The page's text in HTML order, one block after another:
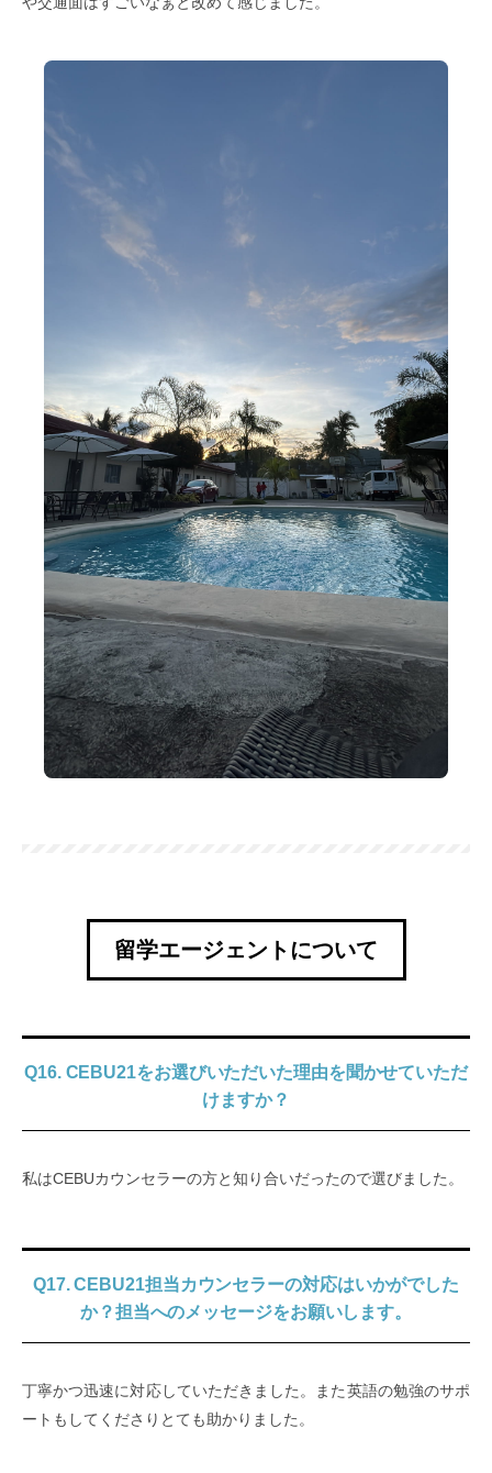
留学エージェントについて
Q16. CEBU21をお選びいただいた理由を聞かせていただ
けますか？
私はCEBUカウンセラーの方と知り合いだったので選びました。
Q17. CEBU21担当カウンセラーの対応はいかがでした
か？担当へのメッセージをお願いします。
丁寧かつ迅速に対応していただきました。また英語の勉強のサポ
ートもしてくださりとても助かりました。